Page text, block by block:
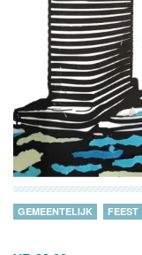
GEMEENTELIJK FEEST